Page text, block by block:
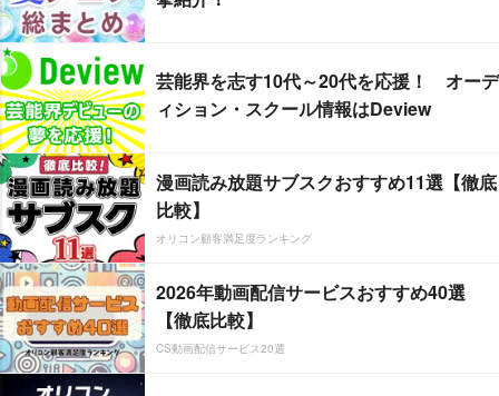
芸能界を志す10代～20代を応援！ オーデ
ィション・スクール情報はDeview
漫画読み放題サブスクおすすめ11選【徹底
比較】
オリコン顧客満足度ランキング
2026年動画配信サービスおすすめ40選
【徹底比較】
CS動画配信サービス20選